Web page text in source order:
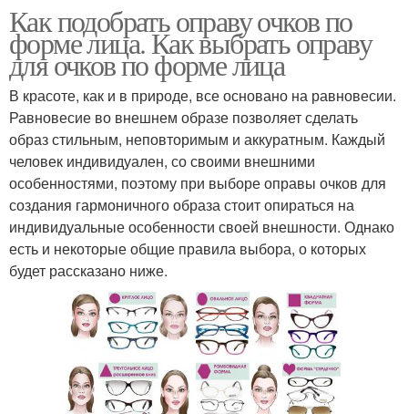
Как подобрать оправу очков по
форме лица. Как выбрать оправу
для очков по форме лица
В красоте, как и в природе, все основано на равновесии.
Равновесие во внешнем образе позволяет сделать
образ стильным, неповторимым и аккуратным. Каждый
человек индивидуален, со своими внешними
особенностями, поэтому при выборе оправы очков для
создания гармоничного образа стоит опираться на
индивидуальные особенности своей внешности. Однако
есть и некоторые общие правила выбора, о которых
будет рассказано ниже.